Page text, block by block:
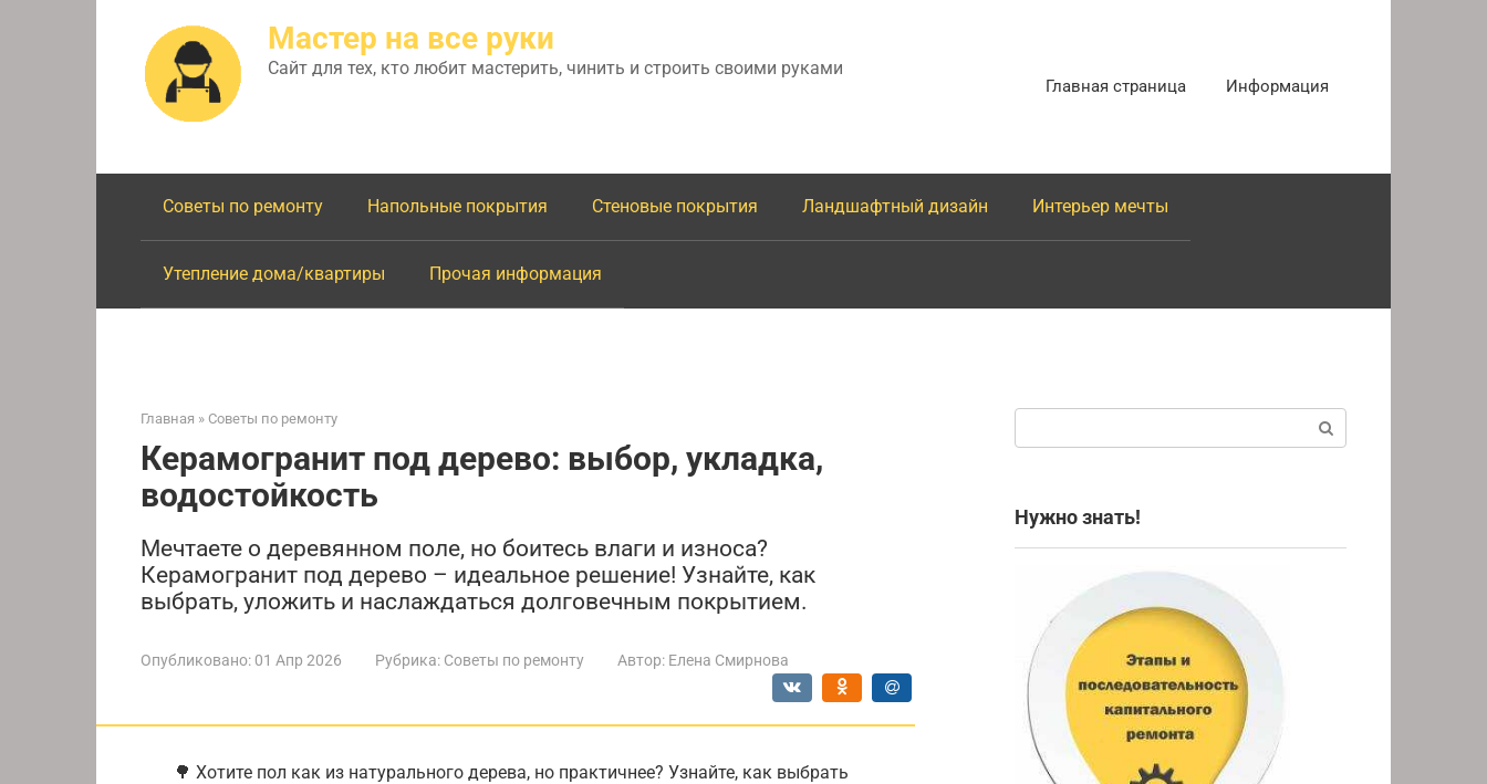
Мастер на все руки
Сайт для тех, кто любит мастерить, чинить и строить своими руками
Главная страница Информация
Советы по ремонту Напольные покрытия Стеновые покрытия Ландшафтный дизайн Интерьер мечты
Утепление дома/квартиры Прочая информация
Главная » Советы по ремонту
Керамогранит под дерево: выбор, укладка,
водостойкость
Мечтаете о деревянном поле, но боитесь влаги и износа?
Керамогранит под дерево – идеальное решение! Узнайте, как
выбрать, уложить и наслаждаться долговечным покрытием.
Опубликовано: 01 Апр 2026 Рубрика: Советы по ремонту Автор: Елена Смирнова
🌳 Хотите пол как из натурального дерева, но практичнее? Узнайте, как выбрать
Нужно знать!